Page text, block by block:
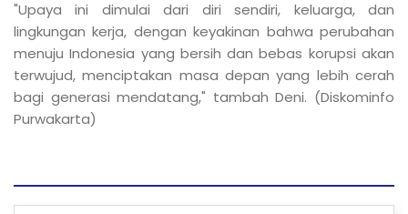
"Upaya ini dimulai dari diri sendiri, keluarga, dan
lingkungan kerja, dengan keyakinan bahwa perubahan
menuju Indonesia yang bersih dan bebas korupsi akan
terwujud, menciptakan masa depan yang lebih cerah
bagi generasi mendatang," tambah Deni. (Diskominfo
Purwakarta)